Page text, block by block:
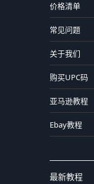
价格清单
常见问题
关于我们
购买UPC码
亚马逊教程
Ebay教程
最新教程